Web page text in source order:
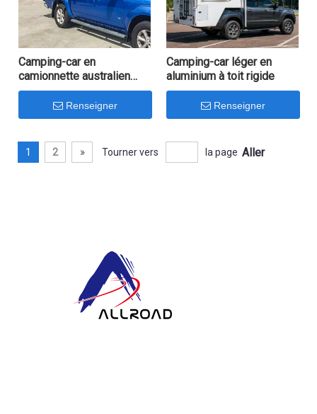
Camping-car en
camionnette australien
pour le camping léger
Renseigner
Camping-car léger en
aluminium à toit rigide
Renseigner
1 2 » Tourner vers la page Aller